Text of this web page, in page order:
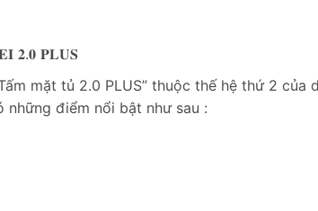
𝟐.𝟎 𝐏𝐋𝐔𝐒
mặt tủ 2.0 PLUS” thuộc thế hệ thứ 2
những điểm nổi bật như sau :